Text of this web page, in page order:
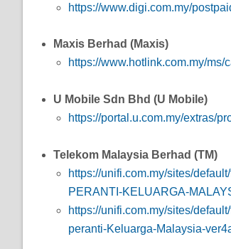
https://www.digi.com.my/
Maxis Berhad (Maxis)
https://www.hotlink.com.my/
U Mobile Sdn Bhd (U Mobile)
https://portal.u.com.my/extras/
Telekom Malaysia Berhad (TM)
https://unifi.com.my/sites/
PERANTI-KELUARGA-
https://unifi.com.my/sites/
peranti-Keluarga-Malaysia-